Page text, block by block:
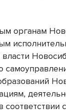
органам